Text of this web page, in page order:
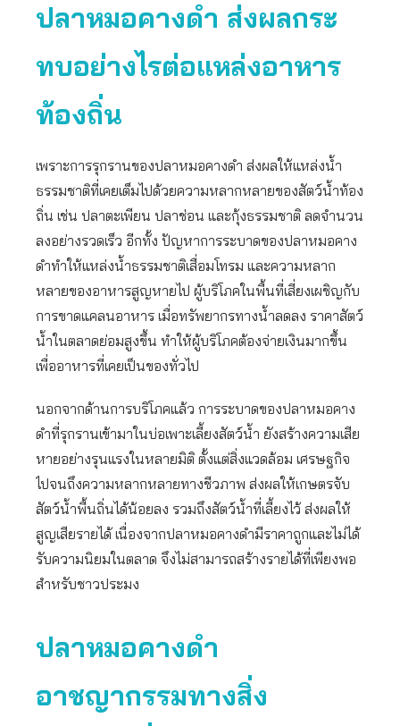
ปลาหมอคางดำ ส่งผลกระ
ทบอย่างไรต่อแหล่งอาหาร
ท้องถิ่น
เพราะการรุกรานของปลาหมอคางดำ ส่งผลให้แหล่งน้ำ
ธรรมชาติที่เคยเต็มไปด้วยความหลากหลายของสัตว์น้ำท้อง
ถิ่น เช่น ปลาตะเพียน ปลาช่อน และกุ้งธรรมชาติ ลดจำนวน
ลงอย่างรวดเร็ว อีกทั้ง ปัญหาการระบาดของปลาหมอคาง
ดำทำให้แหล่งน้ำธรรมชาติเสื่อมโทรม และความหลาก
หลายของอาหารสูญหายไป ผู้บริโภคในพื้นที่เสี่ยงเผชิญกับ
การขาดแคลนอาหาร เมื่อทรัพยากรทางน้ำลดลง ราคาสัตว์
น้ำในตลาดย่อมสูงขึ้น ทำให้ผู้บริโภคต้องจ่ายเงินมากขึ้น
เพื่ออาหารที่เคยเป็นของทั่วไป
นอกจากด้านการบริโภคแล้ว การระบาดของปลาหมอคาง
ดำที่รุกรานเข้ามาในบ่อเพาะเลี้ยงสัตว์น้ำ ยังสร้างความเสีย
หายอย่างรุนแรงในหลายมิติ ตั้งแต่สิ่งแวดล้อม เศรษฐกิจ
ไปจนถึงความหลากหลายทางชีวภาพ ส่งผลให้เกษตรจับ
สัตว์น้ำพื้นถิ่นได้น้อยลง รวมถึงสัตว์น้ำที่เลี้ยงไว้ ส่งผลให้
สูญเสียรายได้ เนื่องจากปลาหมอคางดำมีราคาถูกและไม่ได้
รับความนิยมในตลาด จึงไม่สามารถสร้างรายได้ที่เพียงพอ
สำหรับชาวประมง
ปลาหมอคางดำ
อาชญากรรมทางสิ่ง